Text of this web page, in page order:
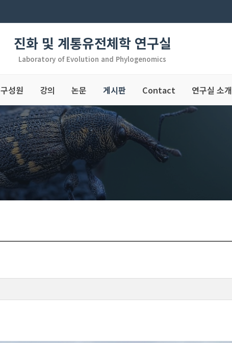
진화 및 계통유전체학 연구실
Laboratory of Evolution and Phylogenomics
구성원 강의 논문 게시판 Contact 연구실 소개